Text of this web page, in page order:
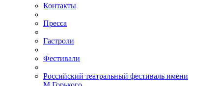
Контакты
Пресса
Гастроли
Фестивали
Российский театральный фестиваль имени